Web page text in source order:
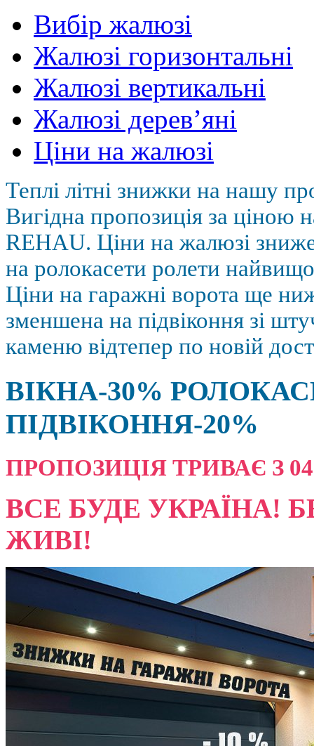
Вибір жалюзі
Жалюзі горизонтальні
Жалюзі вертикальні
Жалюзі дерев’яні
Ціни на жалюзі
Теплі літні знижки на нашу
Вигідна пропозиція за ціною
REHAU. Ціни на жалюзі
на ролокасети ролети
Ціни на гаражні ворота ще
зменшена на підвіконня зі
каменю відтепер по новій
ВІКНА-30%
ПІДВІКОННЯ-20%
ПРОПОЗИЦІЯ ТРИВАЄ З
ВСЕ БУДЕ УКРАЇНА!
ЖИВІ!